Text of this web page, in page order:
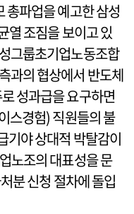
총파업을 예고한 삼성
열 조짐을 보이고 있
그룹초기업노동조합
과의 협상에서 반도체
성과급을 요구하면
스경험) 직원들의 불
기야 상대적 박탈감이
노조의 대표성을 문
분 신청 절차에 돌입